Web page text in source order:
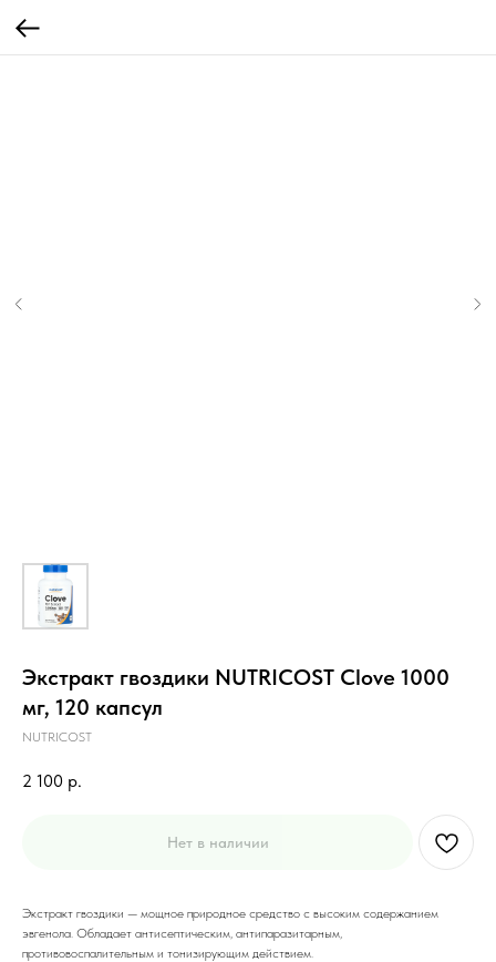
Экстракт гвоздики NUTRICOST Clove 1000
мг, 120 капсул
NUTRICOST
2 100 р.
Нет в наличии
Экстракт гвоздики — мощное природное средство с высоким содержанием
эвгенола. Обладает антисептическим, антипаразитарным,
противовоспалительным и тонизирующим действием.